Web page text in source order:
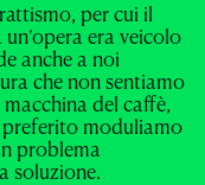
per cui il
era veicolo
anche a noi
che non sentiamo
del caffè,
moduliamo
problema
soluzione.